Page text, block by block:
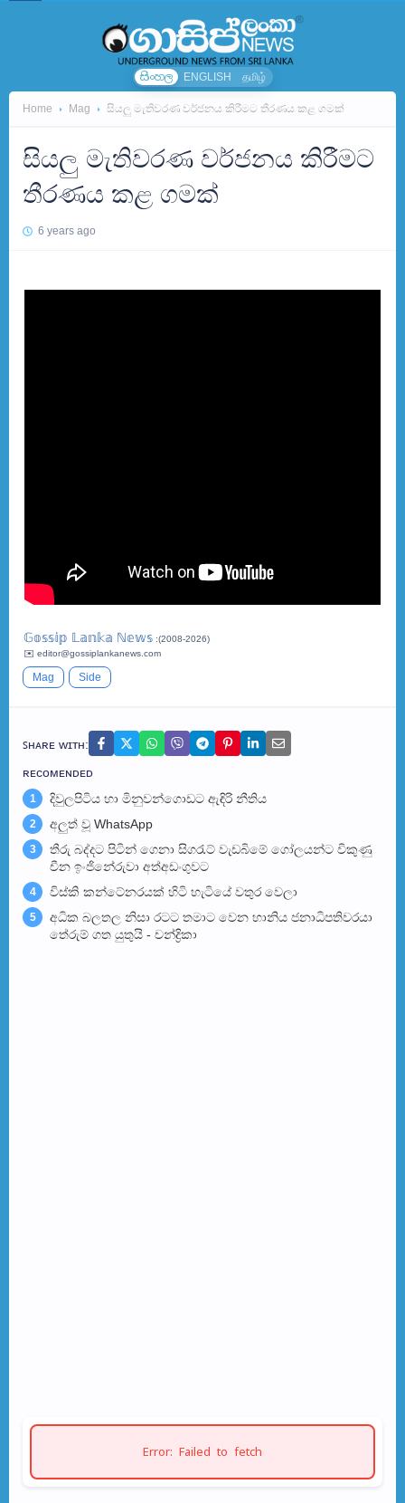
සිංහල ENGLISH தமிழ்
Home Mag සියලු මැතිවරණ වර්ජනය කිරීමට තීරණය කළ ගමක්
සියලු මැතිවරණ වර්ජනය කිරීමට
තීරණය කළ ගමක්
6 years ago
𝔾𝕠𝕤𝕤𝕚𝕡 𝕃𝕒𝕟𝕜𝕒 ℕ𝕖𝕨𝕤 :(2008-2026)
✉️ editor@gossiplankanews.com
Mag Side
ꜱʜᴀʀᴇ ᴡɪᴛʜ:
ʀᴇᴄᴏᴍᴇɴᴅᴇᴅ
1 දිවුලපිටිය හා මිනුවන්ගොඩට ඇඳිරි නීතිය
2 අලුත් වූ WhatsApp
3
තීරු බද්දට පිටින් ගෙනා සිගරැට් වැඩබිමේ ගෝලයන්ට විකුණු
චීන ඉංජිනේරුවා අත්අඩංගුවට
4 විස්කි කන්ටේනරයක් හිටි හැටියේ වතුර වෙලා
5
අධික බලතල නිසා රටට තමාට වෙන හානිය ජනාධිපතිවරයා
තේරුම් ගත යුතුයි - චන්ද්‍රිකා
Error: Failed to fetch